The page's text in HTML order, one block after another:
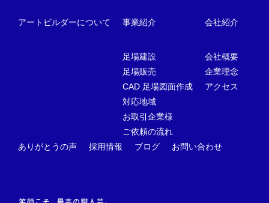
アートビルダーについて 事業紹介
足場建設
足場販売
CAD 足場図面作成
対応地域
お取引企業様
ご依頼の流れ
会社紹介
会社概要
企業理念
アクセス
ありがとうの声 採用情報 ブログ お問い合わせ